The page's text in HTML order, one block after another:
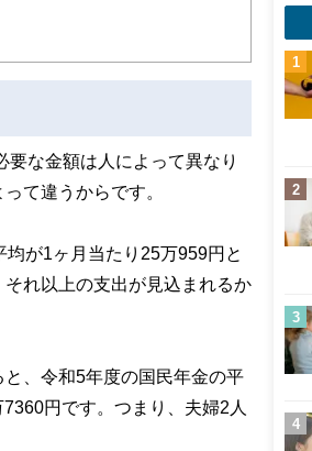
要な金額は人によって異なり
て違うからです。
が1ヶ月当たり25万959円と
れ以上の支出が見込まれるか
、令和5年度の国民年金の平
円です。つまり、夫婦2人